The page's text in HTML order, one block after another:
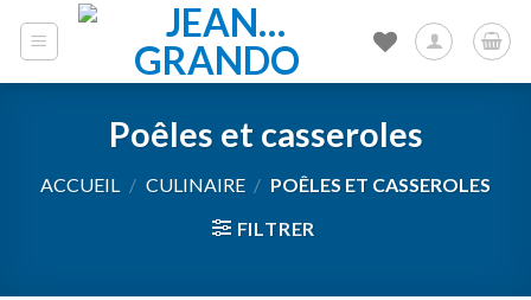
Poêles et casseroles
ACCUEIL / CULINAIRE / POÊLES ET CASSEROLES
FILTRER